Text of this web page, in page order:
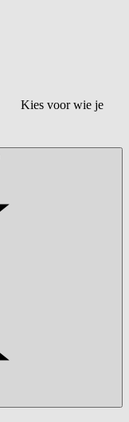
Kies voor wie je